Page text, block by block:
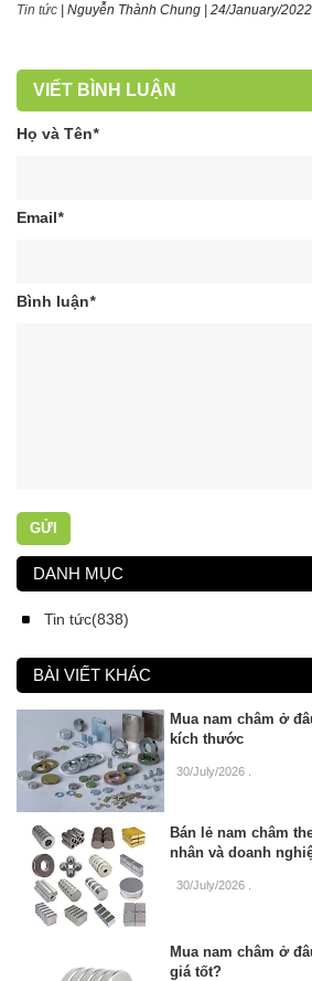
Tin tức | Nguyễn Thành Chung | 24/January/2022
VIẾT BÌNH LUẬN
Họ và Tên*
Email*
Bình luận*
GỬI
DANH MỤC
Tin tức(838)
BÀI VIẾT KHÁC
Mua nam châm ở
kích thước
30/July/2026
Bán lẻ nam châm
nhân và doanh
30/July/2026
Mua nam châm ở
giá tốt?